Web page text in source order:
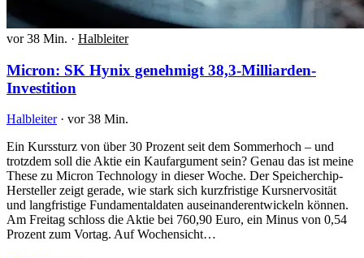
vor 38 Min. · Halbleiter
Micron: SK Hynix genehmigt 38,3-Milliarden-
Investition
Halbleiter · vor 38 Min.
Ein Kurssturz von über 30 Prozent seit dem Sommerhoch – und
trotzdem soll die Aktie ein Kaufargument sein? Genau das ist meine
These zu Micron Technology in dieser Woche. Der Speicherchip-
Hersteller zeigt gerade, wie stark sich kurzfristige Kursnervosität
und langfristige Fundamentaldaten auseinanderentwickeln können.
Am Freitag schloss die Aktie bei 760,90 Euro, ein Minus von 0,54
Prozent zum Vortag. Auf Wochensicht…